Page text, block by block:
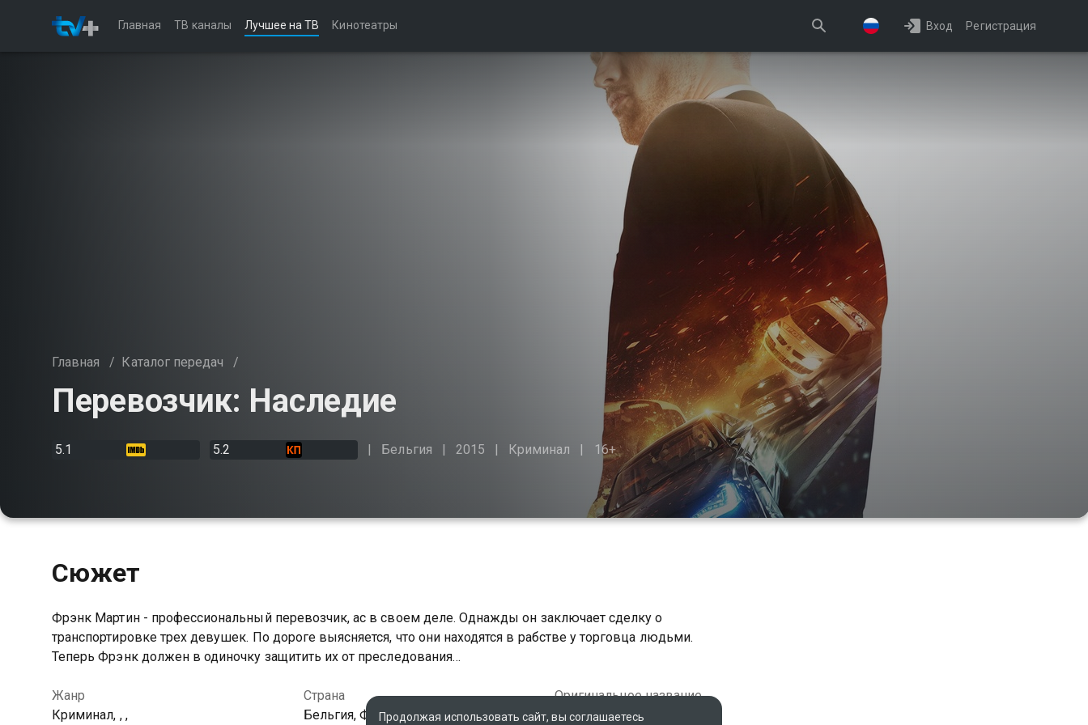
Главная ТВ каналы Лучшее на ТВ Кинотеатры Вход Регистрация
Главная / Каталог передач /
Перевозчик: Наследие
5.1 5.2 Бельгия 2015 Криминал 16+
Сюжет
Фрэнк Мартин - профессиональный перевозчик, ас в своем деле. Однажды он заключает сделку о
транспортировке трех девушек. По дороге выясняется, что они находятся в рабстве у торговца людьми.
Теперь Фрэнк должен в одиночку защитить их от преследования…
Жанр
Криминал, , ,
Страна
Бельгия, Франция, Китай
Оригинальное название
The Transporter Refueled
Продолжая использовать сайт, вы соглашаетесь